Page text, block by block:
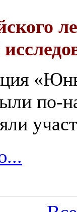
по-